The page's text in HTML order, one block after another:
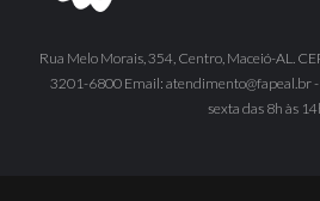
Rua Melo Morais, 354, Centro, Maceió-AL.
3201-6800 Email: atendimento@fapeal.br
sexta das 8h às